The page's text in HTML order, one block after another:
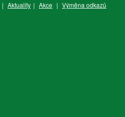
| Aktuality | Akce | Výměna odkazů